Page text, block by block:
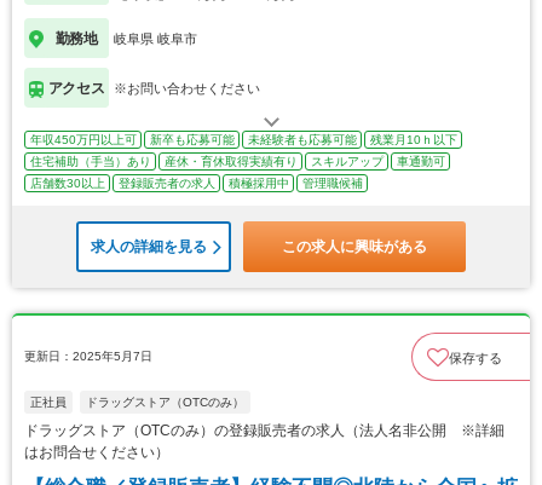
勤務地 岐阜県 岐阜市
アクセス ※お問い合わせください
年収450万円以上可 新卒も応募可能 未経験者も応募可能
残業月10ｈ以下
住宅補助（手当）あり
産休・育休取得実績有り スキルアップ
車通勤可
店舗数30以上
登録販売者の求人 積極採用中 管理職候補
求人の詳細を見る この求人に興味がある
更新日：2025年5月7日 保存する
正社員 ドラッグストア（OTCのみ）
ドラッグストア（OTCのみ）の登録販売者の求人（法人名非公開 ※詳細
はお問合せください）